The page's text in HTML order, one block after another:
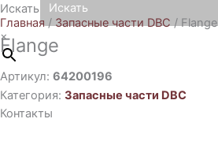
Искать
×
Главная / Запасные части DBC / Flange
Flange
Артикул: 64200196
Категория: Запасные части DBC
Контакты